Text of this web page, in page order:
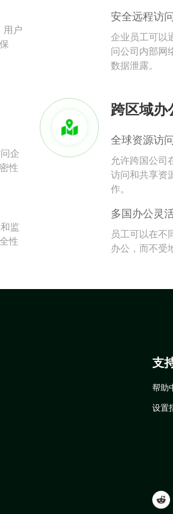
用户
安全远程访
企业员工可以
问公司内部网
数据泄露。
企
性
监
性
跨区域办
全球资源访
允许跨国公司
访问和共享资
作。
多国办公灵
员工可以在不
办公，而不受
支
帮助
设置